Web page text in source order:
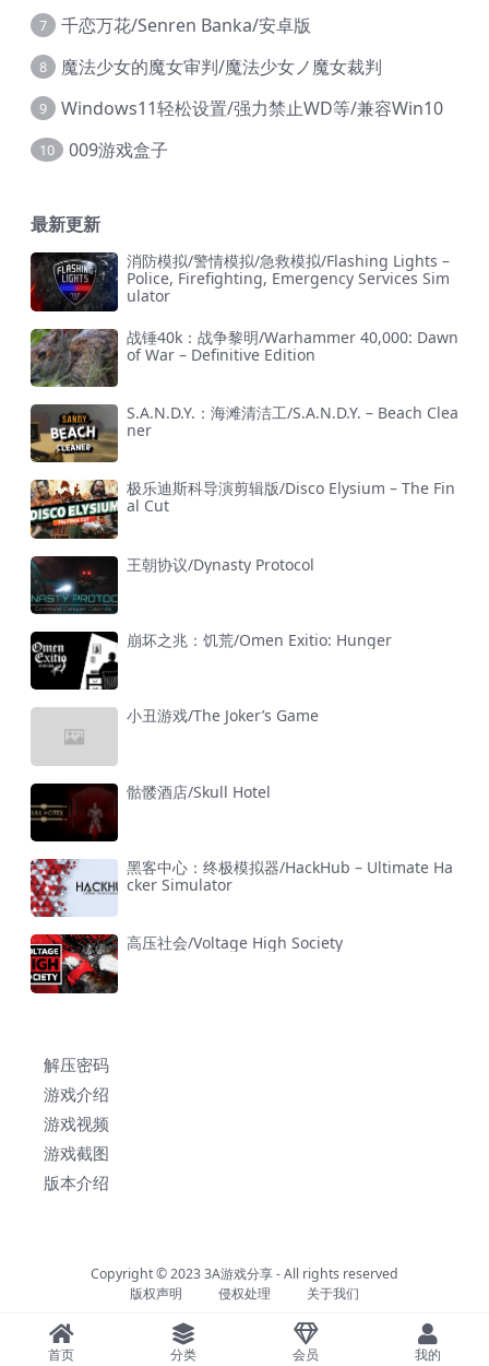
7 千恋万花/Senren Banka/安卓版
8 魔法少女的魔女审判/魔法少女ノ魔女裁判
9 Windows11轻松设置/强力禁止WD等/兼容Win10
10 009游戏盒子
最新更新
消防模拟/警情模拟/急救模拟/Flashing Lights –
Police, Firefighting, Emergency Services Sim
ulator
战锤40k：战争黎明/Warhammer 40,000: Dawn
of War – Definitive Edition
S.A.N.D.Y.：海滩清洁工/S.A.N.D.Y. – Beach Clea
ner
极乐迪斯科导演剪辑版/Disco Elysium – The Fin
al Cut
王朝协议/Dynasty Protocol
崩坏之兆：饥荒/Omen Exitio: Hunger
小丑游戏/The Joker’s Game
骷髅酒店/Skull Hotel
黑客中心：终极模拟器/HackHub – Ultimate Ha
cker Simulator
高压社会/Voltage High Society
解压密码
游戏介绍
游戏视频
游戏截图
版本介绍
Copyright © 20233A游戏分享- All rights reserved
版权声明
侵权处理 关于我们
首页 分类 会员 我的